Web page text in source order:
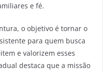
e fé.
o objetivo é tornar o
para quem busca
e valorizem esses
destaca que a missão